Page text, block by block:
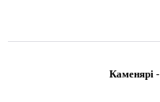
Каменярі-